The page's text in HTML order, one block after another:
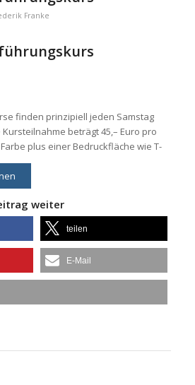
Franke
finden prinzipiell jeden Samstag
beträgt 45,– Euro pro
plus einer Bedruckfläche wie T-
weiter
teilen
E-Mail